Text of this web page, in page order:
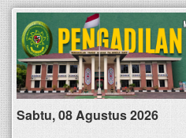
Sabtu, 08 Agustus 2026